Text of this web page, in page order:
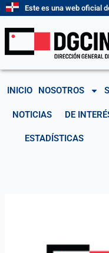
contenido
Este es una web oficial
INICIO NOSOTROS
NOTICIAS DE
ESTADÍSTICAS